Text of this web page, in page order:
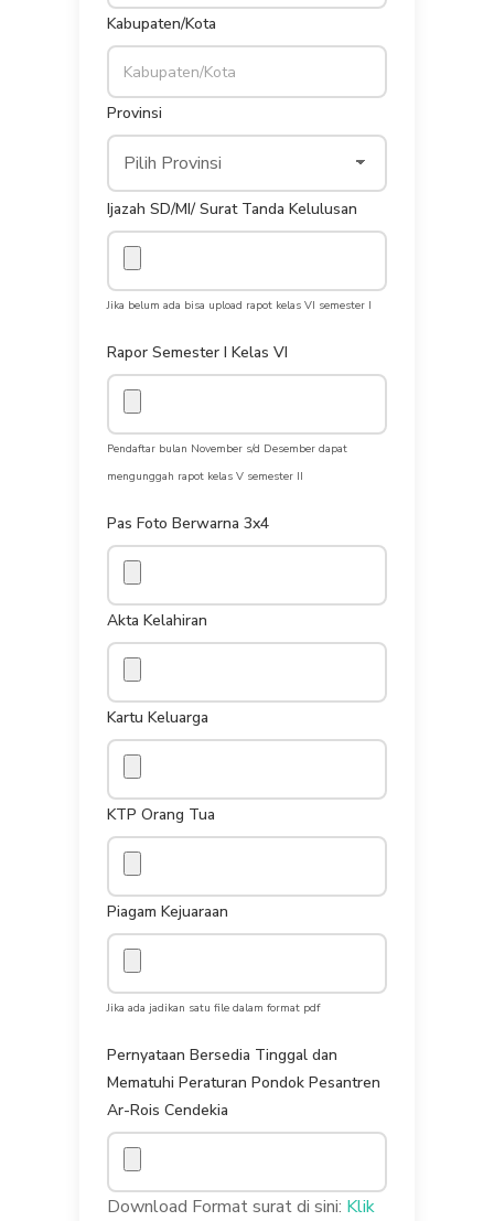
Kabupaten/Kota
Provinsi
Ijazah SD/MI/ Surat Tanda Kelulusan
Jika belum ada bisa upload rapot kelas VI semester I
Rapor Semester I Kelas VI
Pendaftar bulan November s/d Desember dapat
mengunggah rapot kelas V semester II
Pas Foto Berwarna 3x4
Akta Kelahiran
Kartu Keluarga
KTP Orang Tua
Piagam Kejuaraan
Jika ada jadikan satu file dalam format pdf
Pernyataan Bersedia Tinggal dan
Mematuhi Peraturan Pondok Pesantren
Ar-Rois Cendekia
Download Format surat di sini: Klik